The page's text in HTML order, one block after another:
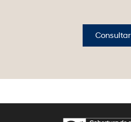
Consultar